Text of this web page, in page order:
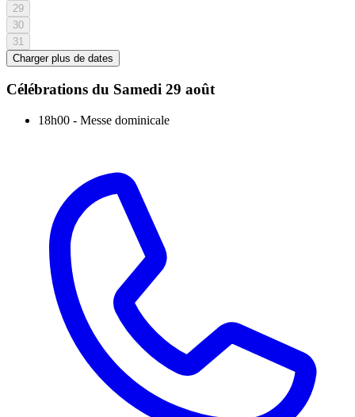
29
30
31
Charger plus de dates
Célébrations du Samedi 29 août
18h00 - Messe dominicale